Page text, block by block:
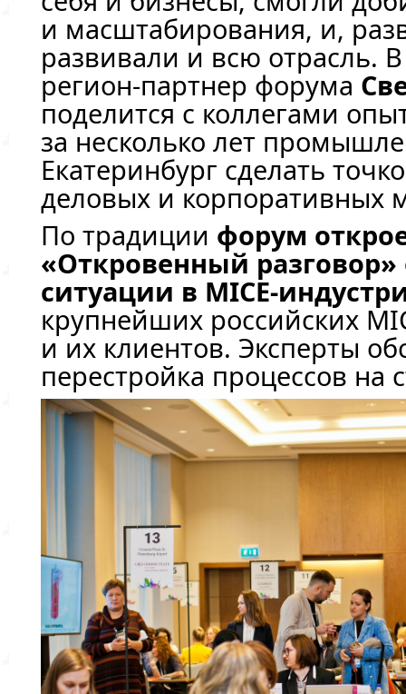
и масштабирования, и,
развивали и всю отрасль.
регион-партнер форума
поделится с коллегами
за несколько лет
Екатеринбург сделать
деловых и корпоративных
По традиции форум
«Откровенный разговор»
ситуации в MICE-
крупнейших российских
и их клиентов. Эксперты
перестройка процессов на